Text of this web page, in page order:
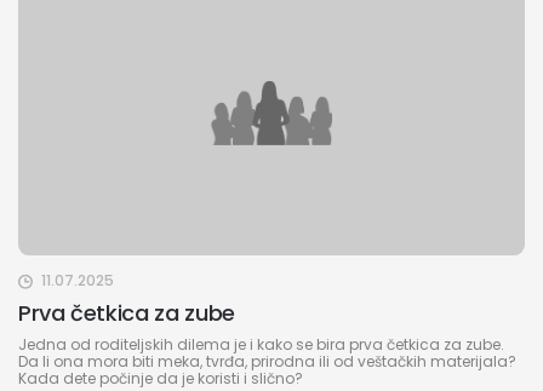
11.07.2025
Prva četkica za zube
Jedna od roditeljskih dilema je i kako se bira prva četkica za zube.
Da li ona mora biti meka, tvrđa, prirodna ili od veštačkih materijala?
Kada dete počinje da je koristi i slično?